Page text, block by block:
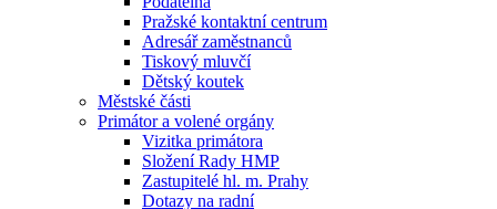
Pražské kontaktní centrum
Adresář zaměstnanců
Tiskový mluvčí
Dětský koutek
Městské části
Primátor a volené orgány
Vizitka primátora
Složení Rady HMP
Zastupitelé hl. m. Prahy
Dotazy na radní